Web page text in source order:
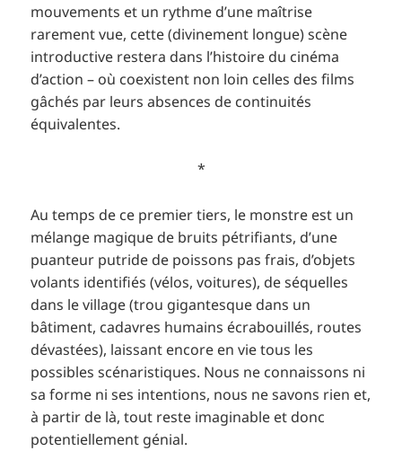
mouvements et un rythme d’une maîtrise
rarement vue, cette (divinement longue) scène
introductive restera dans l’histoire du cinéma
d’action – où coexistent non loin celles des films
gâchés par leurs absences de continuités
équivalentes.
*
Au temps de ce premier tiers, le monstre est un
mélange magique de bruits pétrifiants, d’une
puanteur putride de poissons pas frais, d’objets
volants identifiés (vélos, voitures), de séquelles
dans le village (trou gigantesque dans un
bâtiment, cadavres humains écrabouillés, routes
dévastées), laissant encore en vie tous les
possibles scénaristiques. Nous ne connaissons ni
sa forme ni ses intentions, nous ne savons rien et,
à partir de là, tout reste imaginable et donc
potentiellement génial.